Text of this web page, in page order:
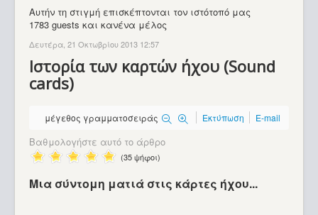
Αυτήν τη στιγμή επισκέπτονται τον ιστότοπό μας
1783 guests και κανένα μέλος
Δευτέρα, 21 Οκτωβρίου 2013 12:57
Ιστορία των καρτών ήχου (Sound
cards)
μέγεθος γραμματοσειράς Εκτύπωση E-mail
Βαθμολογήστε αυτό το άρθρο
(35 ψήφοι)
Μια σύντομη ματιά στις κάρτες ήχου...